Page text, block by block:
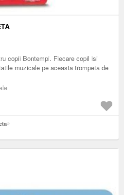
copii Bontempi. Fiecare copil isi
muzicale pe aceasta trompeta de